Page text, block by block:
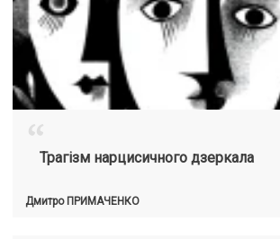
“Трагізм нарцисичного дзеркала
Дмитро ПРИМАЧЕНКО